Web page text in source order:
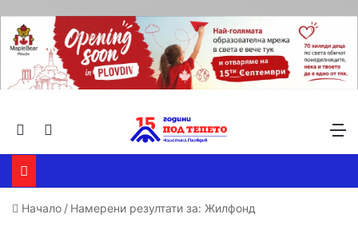
Търсене ...
Начало / Намерени резултати за: Жилфонд